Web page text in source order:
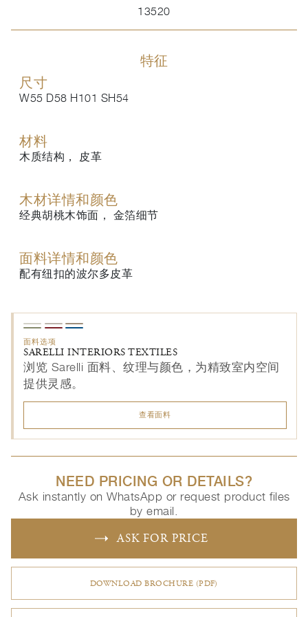
13520
特征
尺寸
W55 D58 H101 SH54
材料
木质结构， 皮革
木材详情和颜色
经典胡桃木饰面， 金箔细节
面料详情和颜色
配有纽扣的波尔多皮革
面料选项
SARELLI INTERIORS TEXTILES
浏览 Sarelli 面料、纹理与颜色，为精致室内空间
提供灵感。
查看面料
NEED PRICING OR DETAILS?
Ask instantly on WhatsApp or request product files
by email.
ASK FOR PRICE
DOWNLOAD BROCHURE (PDF)